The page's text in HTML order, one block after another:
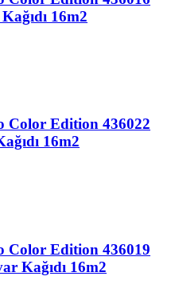
16m2
Color Edition 436022
16m2
Color Edition 436019
Kağıdı 16m2